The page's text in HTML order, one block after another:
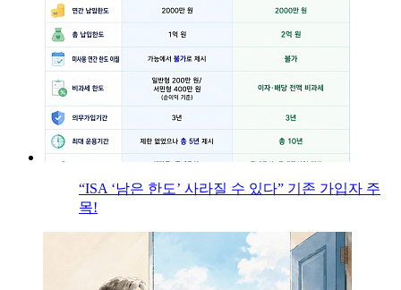
“ISA ‘남은 한도’ 사라질 수 있다” 기존 가입자 주
목!